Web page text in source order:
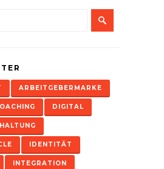
ARBEITGEBERMARKE
DIGITAL
HALTUNG
IDENTITÄT
INTEGRATION